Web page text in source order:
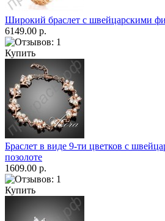
Широкий браслет с швейцарскими
6149.00 р.
Купить
Браслет в виде 9-ти цветков с
позолоте
1609.00 р.
Купить